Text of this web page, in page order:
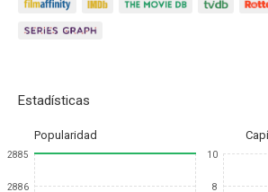
Estadísticas
Popularidad
2885
2886
10
8